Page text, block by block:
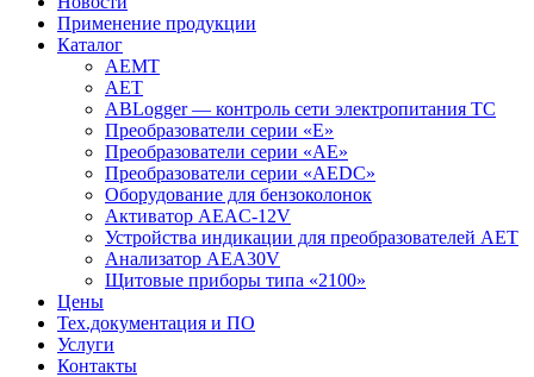
Применение продукции
Каталог
АЕМТ
АЕТ
ABLogger — контроль сети электропитания ТС
Преобразователи серии «Е»
Преобразователи серии «АЕ»
Преобразователи серии «AEDC»
Оборудование для бензоколонок
Активатор AEAC-12V
Устройства индикации для преобразователей АЕТ
Анализатор АЕA30V
Щитовые приборы типа «2100»
Цены
Тех.документация и ПО
Услуги
Контакты